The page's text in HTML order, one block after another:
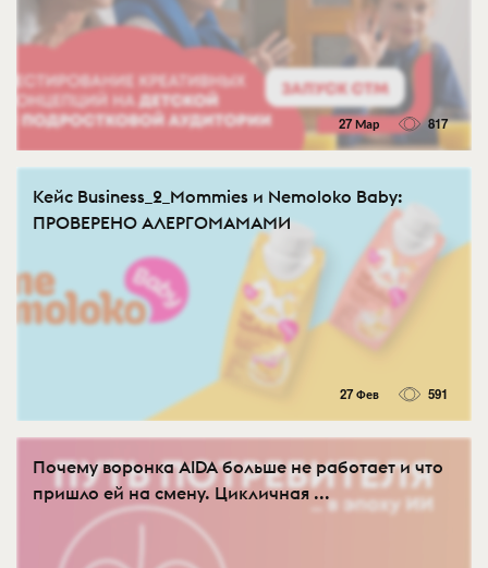
27 Мар 817
Кейс Business_2_Mommies и Nemoloko Baby:
ПРОВЕРЕНО АЛЕРГОМАМАМИ
27 Фев 591
Почему воронка AIDA больше не работает и что
пришло ей на смену. Цикличная ...